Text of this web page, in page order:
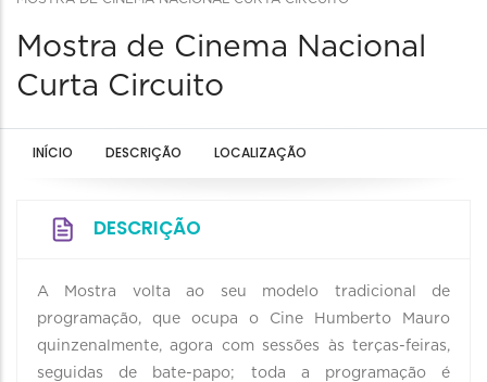
Mostra de Cinema Nacional
Curta Circuito
INÍCIO DESCRIÇÃO LOCALIZAÇÃO
DESCRIÇÃO
A Mostra volta ao seu modelo tradicional de
programação, que ocupa o Cine Humberto Mauro
quinzenalmente, agora com sessões às terças-feiras,
seguidas de bate-papo; toda a programação é